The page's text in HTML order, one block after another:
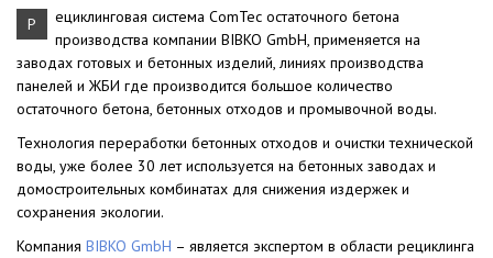
Р
ециклинговая система ComTec остаточного бетона
производства компании BIBKO GmbH, применяется на
заводах готовых и бетонных изделий, линиях производства
панелей и ЖБИ где производится большое количество
остаточного бетона, бетонных отходов и промывочной воды.
Технология переработки бетонных отходов и очистки технической
воды, уже более 30 лет используется на бетонных заводах и
домостроительных комбинатах для снижения издержек и
сохранения экологии.
Компания BIBKO GmbH – является экспертом в области рециклинга